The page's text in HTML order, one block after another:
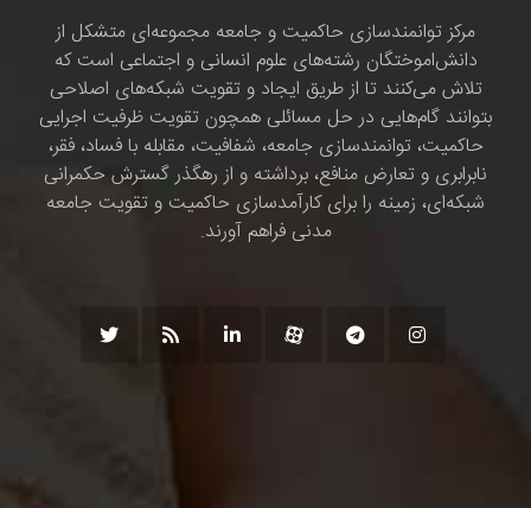
مرکز توانمندسازی حاکمیت و جامعه مجموعه‌ای متشکل از
دانش‌اموختگان رشته‌های علوم انسانی و اجتماعی است که
تلاش می‌کنند تا از طریق ایجاد و تقویت شبکه‌های اصلاحی
بتوانند گام‌هایی در حل مسائلی همچون تقویت ظرفیت اجرایی
حاکمیت، توانمندسازی جامعه، شفافیت، مقابله با فساد، فقر،
نابرابری و تعارض منافع، برداشته و از رهگذر گسترش حکمرانی
شبکه‌ای، زمینه را برای کارآمدسازی حاکمیت و تقویت جامعه
مدنی فراهم آورند.